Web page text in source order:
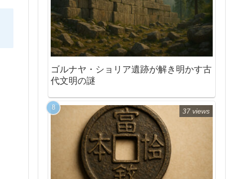
ゴルナヤ・ショリア遺跡が解き明かす古
代文明の謎
37 views